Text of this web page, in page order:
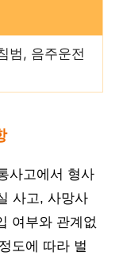
범, 음주운전
사고에서 형사
사고, 사망사
여부와 관계없
도에 따라 벌